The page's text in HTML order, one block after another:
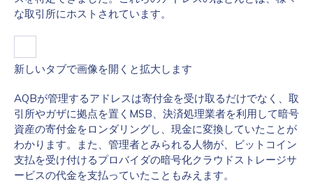
な取引所にホストされています。
新しいタブで画像を開くと拡大します
AQBが管理するアドレスは寄付金を受け取るだけでなく、取
引所やガザに拠点を置くMSB、決済処理業者を利用して暗号
資産の寄付金をロンダリングし、現金に変換していたことが
わかります。また、管理者とみられる人物が、ビットコイン
支払を受け付けるプロバイダの暗号化クラウドストレージサ
ービスの代金を支払っていたこともみえます。